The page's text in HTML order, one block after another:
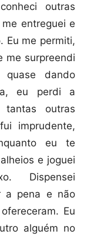
outras
entreguei e
Eu me permiti,
me surpreendi
quase dando
eu perdi a
outras
imprudente,
eu te
e joguei
Dispensei
a pena e não
Eu
alguém no